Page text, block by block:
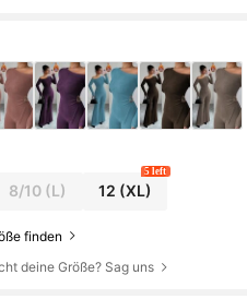
8/10 (L) 12 (XL)
5 left
finden
deine Größe? Sag uns